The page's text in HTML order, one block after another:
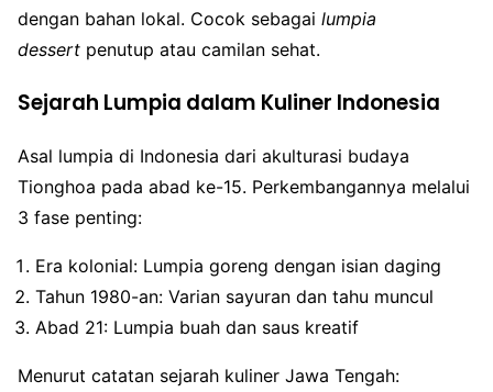
dengan bahan lokal. Cocok sebagai lumpia
dessert penutup atau camilan sehat.
Sejarah Lumpia dalam Kuliner Indonesia
Asal lumpia di Indonesia dari akulturasi budaya
Tionghoa pada abad ke-15. Perkembangannya melalui
3 fase penting:
Era kolonial: Lumpia goreng dengan isian daging
Tahun 1980-an: Varian sayuran dan tahu muncul
Abad 21: Lumpia buah dan saus kreatif
Menurut catatan sejarah kuliner Jawa Tengah: